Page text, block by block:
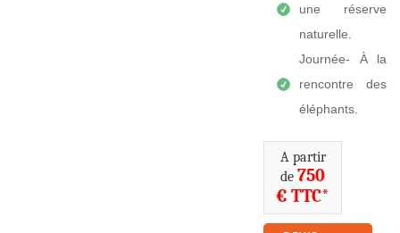
une réserve
naturelle.
Journée- À la
rencontre des
éléphants.
A partir
de750
€ TTC*